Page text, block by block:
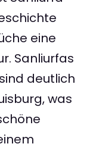
eine
Sanliurfas
deutlich
was